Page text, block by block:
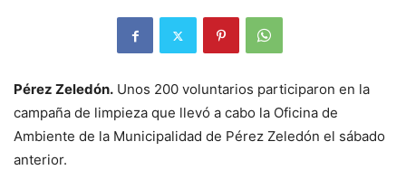
Pérez Zeledón. Unos 200 voluntarios participaron en la
campaña de limpieza que llevó a cabo la Oficina de
Ambiente de la Municipalidad de Pérez Zeledón el sábado
anterior.